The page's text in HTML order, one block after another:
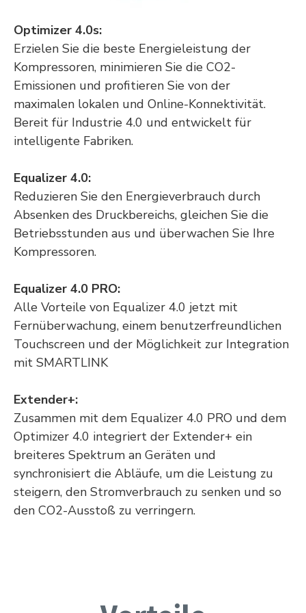
Optimizer 4.0s:
Erzielen Sie die beste Energieleistung der
Kompressoren, minimieren Sie die CO2-
Emissionen und profitieren Sie von der
maximalen lokalen und Online-Konnektivität.
Bereit für Industrie 4.0 und entwickelt für
intelligente Fabriken.
Equalizer 4.0:
Reduzieren Sie den Energieverbrauch durch
Absenken des Druckbereichs, gleichen Sie die
Betriebsstunden aus und überwachen Sie Ihre
Kompressoren.
Equalizer 4.0 PRO:
Alle Vorteile von Equalizer 4.0 jetzt mit
Fernüberwachung, einem benutzerfreundlichen
Touchscreen und der Möglichkeit zur Integration
mit SMARTLINK
Extender+:
Zusammen mit dem Equalizer 4.0 PRO und dem
Optimizer 4.0 integriert der Extender+ ein
breiteres Spektrum an Geräten und
synchronisiert die Abläufe, um die Leistung zu
steigern, den Stromverbrauch zu senken und so
den CO2-Ausstoß zu verringern.